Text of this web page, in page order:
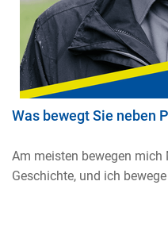
Was bewegt Sie neben
Am meisten bewegen mich
Geschichte, und ich